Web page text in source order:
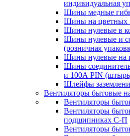
индивидуальная
Шины медные
Шины на цветных
Шины нулевые в
Шины нулевые и
(розничная
Шины нулевые на
Шины
и 100А PIN
Шлейфы
Вентиляторы бытовые
Вентиляторы
Вентиляторы
подшипниках С-П
Вентиляторы